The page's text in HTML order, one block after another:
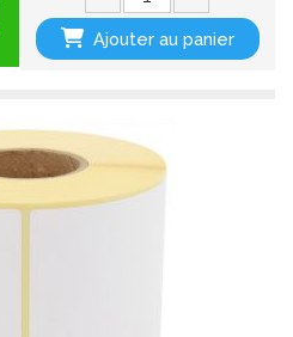
Ajouter au panier